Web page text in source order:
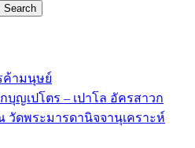
ค้ามนุษย์
ญเปโตร – เปาโล อัครสาวก
ดพระมารดานิจจานุเคราะห์